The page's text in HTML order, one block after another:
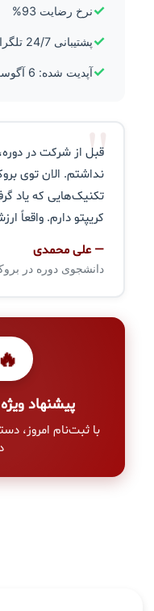
✓نرخ رضایت 93%
✓پشتیبانی 24/7 تلگرامی
✓آپدیت شده: 6 آگوست 2026
"
قبل از شرکت در
نداشتم. الان توی
تکنیک‌هایی که یاد
کریپتو دارم. واقعاً
— علی محمدی
دانشجوی دوره در
🔥
پیشنهاد